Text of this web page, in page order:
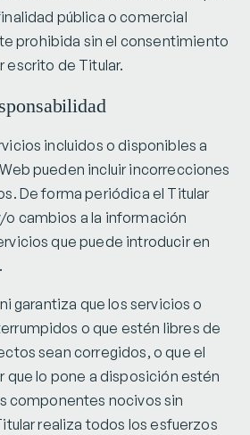
pública o comercial
prohibida sin el consentimiento
escrito de Titular.
incluidos o disponibles a
pueden incluir incorrecciones
De forma periódica el Titular
cambios a la información
que puede introducir en
garantiza que los servicios o
o que estén libres de
sean corregidos, o que el
que lo pone a disposición estén
componentes nocivos sin
realiza todos los esfuerzos